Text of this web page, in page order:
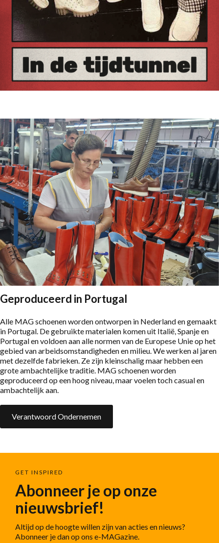
Geproduceerd in Portugal
Alle MAG schoenen worden ontworpen in Nederland en gemaakt
in Portugal. De gebruikte materialen komen uit Italië, Spanje en
Portugal en voldoen aan alle normen van de Europese Unie op het
gebied van arbeidsomstandigheden en milieu. We werken al jaren
met dezelfde fabrieken. Ze zijn kleinschalig maar hebben een
grote ambachtelijke traditie. MAG schoenen worden
geproduceerd op een hoog niveau, maar voelen toch casual en
ambachtelijk aan.
Verantwoord Ondernemen
GET INSPIRED
Abonneer je op onze
nieuwsbrief!
Altijd op de hoogte willen zijn van acties en nieuws?
Abonneer je dan op ons e-MAGazine.